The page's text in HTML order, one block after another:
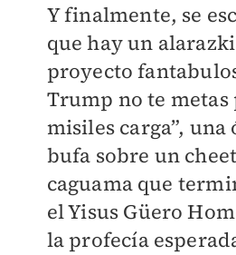
Y finalmente, se
que hay un
proyecto
Trump no te metas
misiles carga”, una
bufa sobre un
caguama que
el Yisus Güero
la profecía